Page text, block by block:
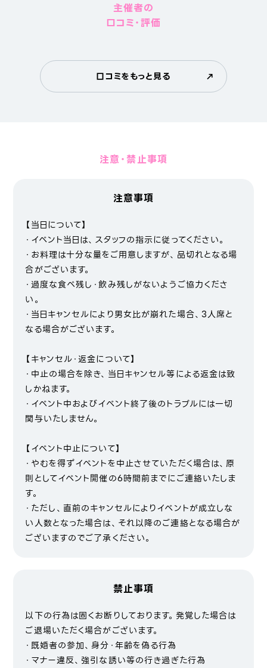
主催者の
口コミ・評価
口コミをもっと見る
注意・禁止事項
注意事項
【当日について】
・イベント当日は、スタッフの指示に従ってください。
・お料理は十分な量をご用意しますが、品切れとなる場
合がございます。
・過度な食べ残し・飲み残しがないようご協力くださ
い。
・当日キャンセルにより男女比が崩れた場合、3人席と
なる場合がございます。
【キャンセル・返金について】
・中止の場合を除き、当日キャンセル等による返金は致
しかねます。
・イベント中およびイベント終了後のトラブルには一切
関与いたしません。
【イベント中止について】
・やむを得ずイベントを中止させていただく場合は、原
則としてイベント開催の6時間前までにご連絡いたしま
す。
・ただし、直前のキャンセルによりイベントが成立しな
い人数となった場合は、それ以降のご連絡となる場合が
ございますのでご了承ください。
禁止事項
以下の行為は固くお断りしております。発覚した場合は
ご退場いただく場合がございます。
・既婚者の参加、身分・年齢を偽る行為
・マナー違反、強引な誘い等の行き過ぎた行為